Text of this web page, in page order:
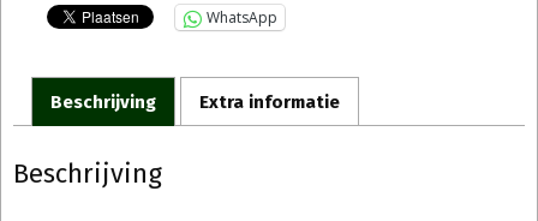
WhatsApp
Beschrijving Extra informatie
Beschrijving